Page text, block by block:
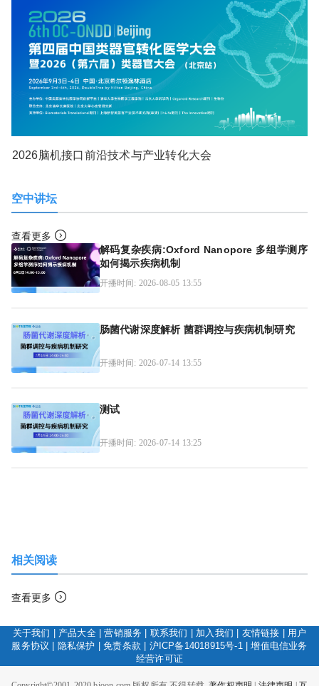
2026脑机接口前沿技术与产业转化大会
空中讲坛
查看更多
解码复杂疾病:Oxford Nanopore 多组学测序
如何揭示疾病机制
开播时间: 2026-08-05 13:55
肠菌代谢深度解析 菌群调控与疾病机制研究
开播时间: 2026-07-14 13:55
测试
开播时间: 2026-07-14 13:25
相关阅读
查看更多
关于我们 产品大全|营销服务 联系我们 加入我们 友情链接
用户
服务协议
隐私保护 |免责条款 沪ICP备14018915号-1|增值电信业务
经营许可证